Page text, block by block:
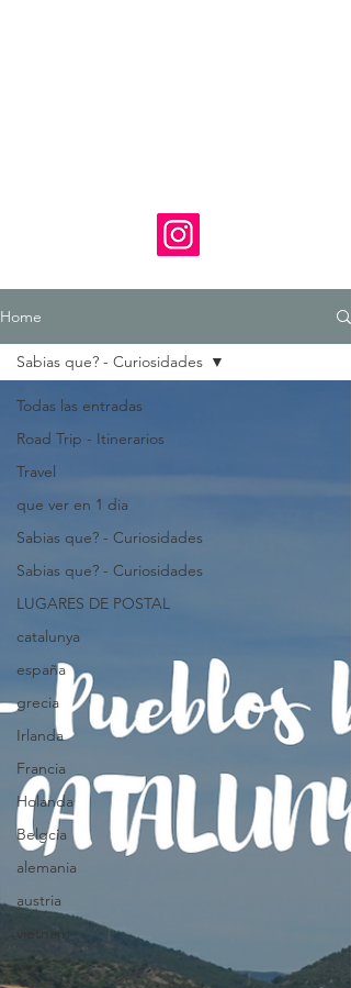
Home
Todas las entradas
Road Trip - Itinerarios
Travel
que ver en 1 dia
Sabias que? - Curiosidades
Sabias que? - Curiosidades
LUGARES DE POSTAL
catalunya
españa
grecia
Irlanda
Francia
Holanda
Belgcia
alemania
austria
vietnam
usa
Sabias que? - Curiosidades